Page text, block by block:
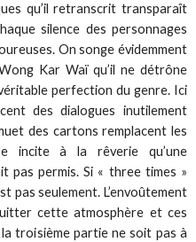
qu’il retranscrit transparaît
silence des personnages
On songe évidemment
Kar Waï qu’il ne détrône
perfection du genre. Ici
des dialogues inutilement
des cartons remplacent les
incite à la rêverie qu’une
pas permis. Si « three times »
pas seulement. L’envoûtement
cette atmosphère et ces
troisième partie ne soit pas à